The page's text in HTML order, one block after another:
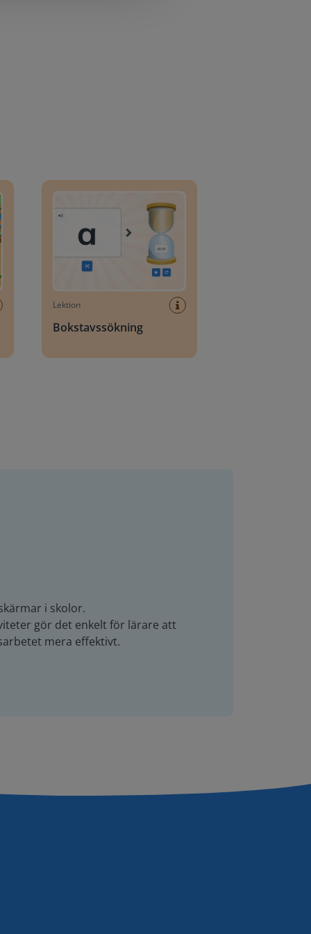
Lektion
Bokstavssökning
i skolor.
gör det enkelt för lärare att
mera effektivt.